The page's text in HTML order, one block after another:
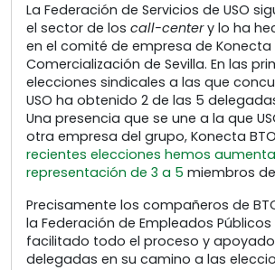
La Federación de Servicios de USO
el sector de los call-centery lo ha
en el comité de empresa de Konecta
Comercialización de Sevilla. En las
elecciones sindicales a las que
USO ha obtenido 2 de las 5
Una presencia que se une a la que
otra empresa del grupo, Konecta
recientes elecciones hemos
representación de 3 a 5 miembros de
Precisamente los compañeros de
la Federación de Empleados Públicos
facilitado todo el proceso y
delegadas en su camino a las